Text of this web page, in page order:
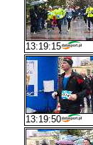
13:19:15
13:19:50